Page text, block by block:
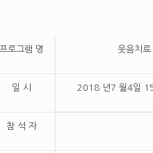
프로그램 명 웃음치료
일 시 2018 년7 월4일
참 석 자